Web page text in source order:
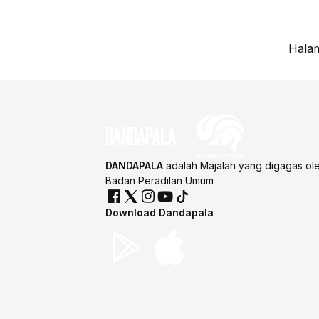
DANDAPALA adalah Majalah yang digagas
Badan Peradilan Umum
Download Dandapala